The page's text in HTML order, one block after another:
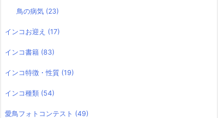
鳥の病気 (23)
インコお迎え (17)
インコ書籍 (83)
インコ特徴・性質 (19)
インコ種類 (54)
愛鳥フォトコンテスト (49)